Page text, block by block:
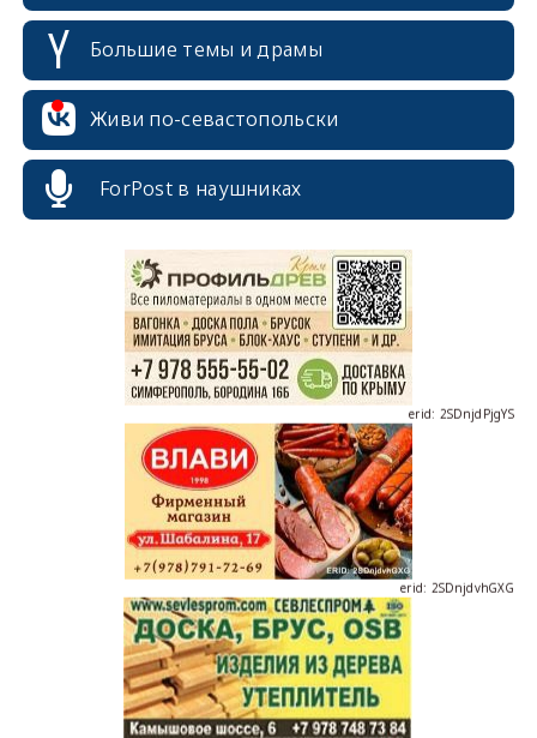
Большие темы и драмы
Живи по-севастопольски
ForPost в наушниках
erid: 2SDnjcrDNw6
erid: 2SDnjdvhGXG